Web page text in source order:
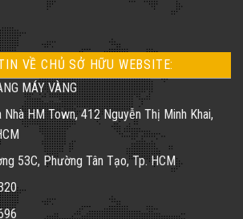
VỀ CHỦ SỞ HỮU WEBSITE:
MÁY VÀNG
HM Town, 412 Nguyễn Thị Minh Khai,
53C, Phường Tân Tạo, Tp. HCM